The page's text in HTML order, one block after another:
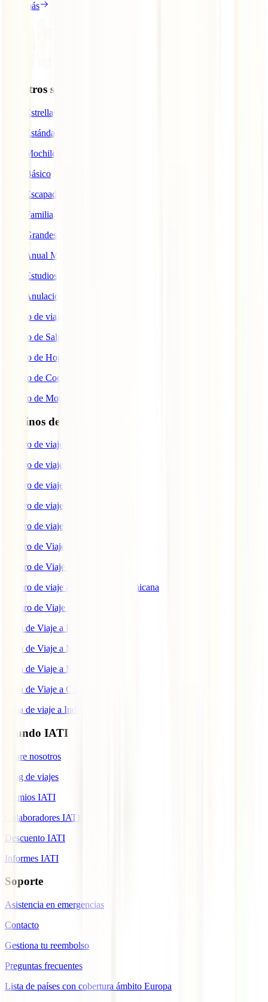
Leer más
Nuestros seguros
IATI Estrella
IATI Estándar
IATI Mochilero
IATI Básico
IATI Escapadas
IATI Familia
IATI Grandes Viajeros
IATI Anual Multiviaje
IATI Estudios
IATI Anulación Premium
Seguro de viaje COVID
Seguro de Salud
Seguro de Hogar
Seguro de Coche
Seguro de Moto
Destinos de interés
Seguro de viaje a EEUU
Seguro de viaje a Indonesia
Seguro de viaje a Marruecos
Seguro de viaje a Reino Unido
Seguro de viaje a México
Seguro de Viaje a Tailandia
Seguro de Viaje a China
Seguro de viaje a República Dominicana
Seguro de Viaje a Colombia
Guía de Viaje a Estados Unidos
Guía de Viaje a México
Guía de Viaje a Marruecos
Guía de Viaje a Cuba
Guía de viaje a Indonesia
Mundo IATI
Sobre nosotros
Blog de viajes
Premios IATI
Colaboradores IATI
Descuento IATI
Informes IATI
Soporte
Asistencia en emergencias
Contacto
Gestiona tu reembolso
Preguntas frecuentes
Lista de países con cobertura ámbito Europa